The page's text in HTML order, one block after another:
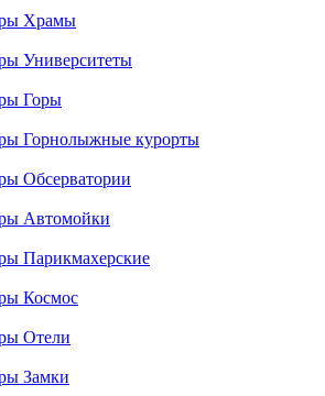
Храмы
Университеты
Горы
Горнолыжные курорты
Обсерватории
Автомойки
Парикмахерские
Космос
Отели
Замки